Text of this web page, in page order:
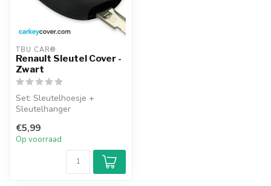
TBU CAR®
Renault Sleutel Cover -
Zwart
Set: Sleutelhoesje +
Sleutelhanger
€5,99
Op voorraad